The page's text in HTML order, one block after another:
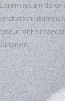
ipsum
sint